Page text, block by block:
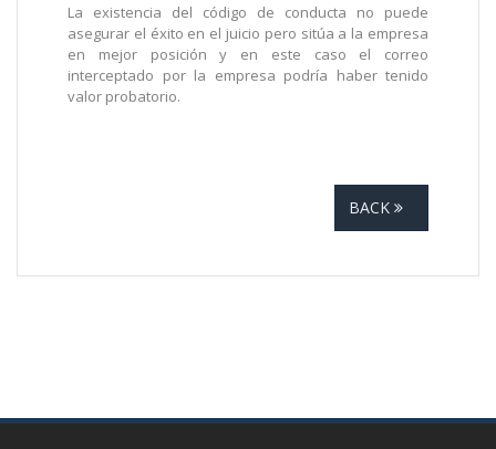
La existencia del código de conducta no puede
asegurar el éxito en el juicio pero sitúa a la empresa
en mejor posición y en este caso el correo
interceptado por la empresa podría haber tenido
valor probatorio.
BACK